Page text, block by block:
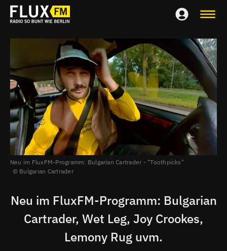
Neu im FluxFM-Programm: Bulgarian Cartrader - "Toothpicks"
Bulgarian Cartrader
Neu im FluxFM-Programm: Bulgarian
Cartrader, Wet Leg, Joy Crookes,
Lemony Rug uvm.